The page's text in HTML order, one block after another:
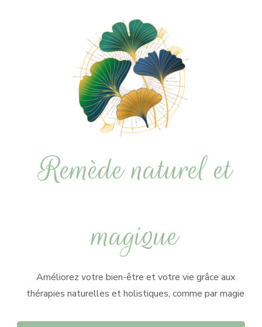
Remède naturel et
magique
Améliorez votre bien-être et votre vie grâce aux
thérapies naturelles et holistiques, comme par magie